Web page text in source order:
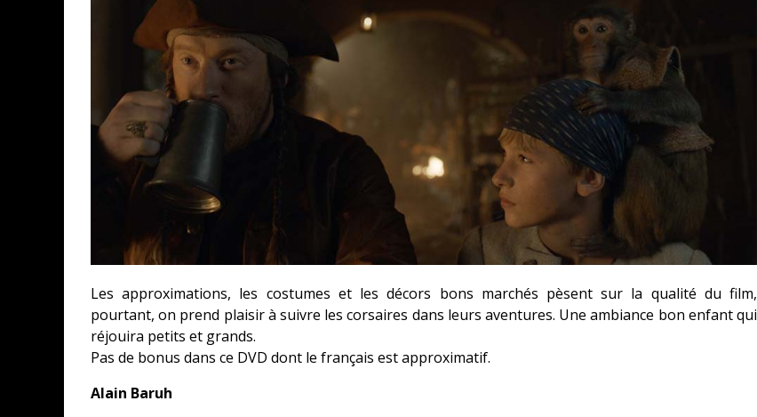
Les approximations, les costumes et les décors bons marchés pèsent sur la qualité du film,
pourtant, on prend plaisir à suivre les corsaires dans leurs aventures. Une ambiance bon enfant qui
réjouira petits et grands.
Pas de bonus dans ce DVD dont le français est approximatif.
Alain Baruh